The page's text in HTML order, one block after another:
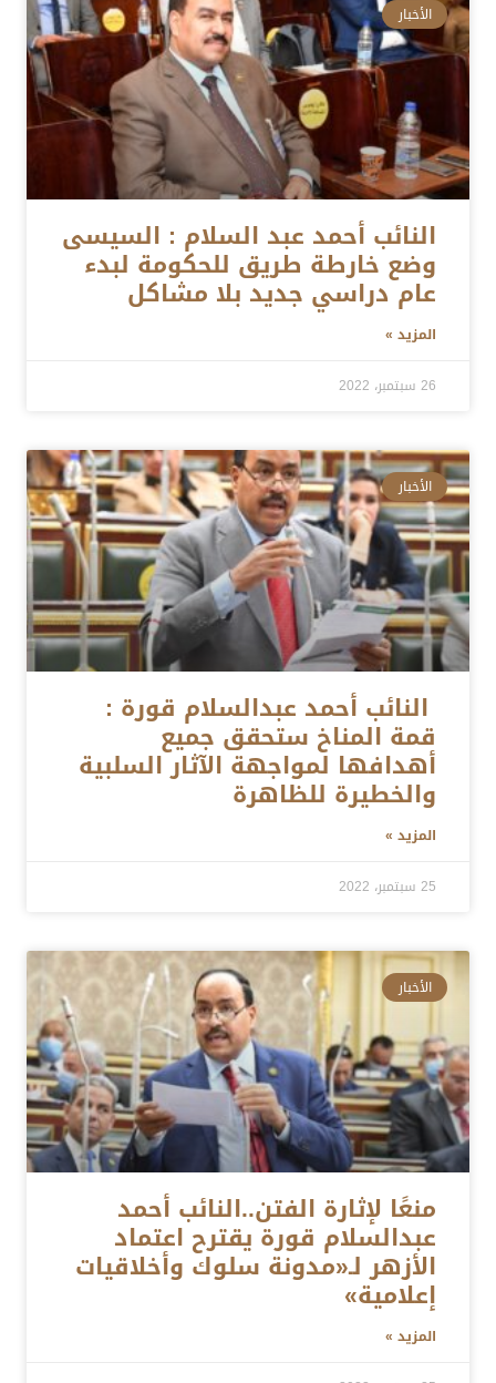
الأخبار
النائب أحمد عبد السلام : السيسى
وضع خارطة طريق للحكومة لبدء
عام دراسي جديد بلا مشاكل
المزيد »
26 سبتمبر، 2022
الأخبار
النائب أحمد عبدالسلام قورة :
قمة المناخ ستحقق جميع
أهدافها لمواجهة الآثار السلبية
والخطيرة للظاهرة
المزيد »
25 سبتمبر، 2022
الأخبار
منعًا لإثارة الفتن..النائب أحمد
عبدالسلام قورة يقترح اعتماد
الأزهر لـ«مدونة سلوك وأخلاقيات
إعلامية»
المزيد »